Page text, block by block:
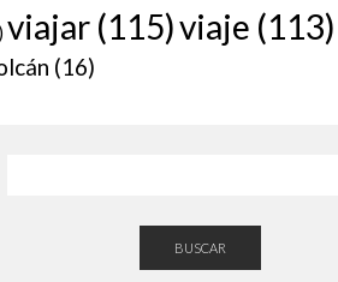
viajar (115)viaje (113)
(16)
BUSCAR